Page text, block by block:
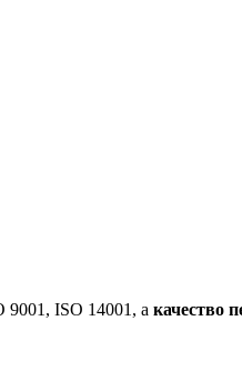
9001, ISO 14001, а качество